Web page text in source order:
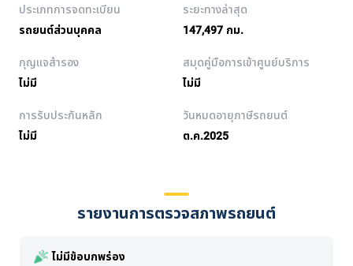
ประเภทการจดทะเบียน
รถยนต์ส่วนบุคคล
ระยะทางล่าสุด
147,497 กม.
กุญแจสำรอง
ไม่มี
สมุดคู่มือการเข้าศูนย์บริการ
ไม่มี
การรับประกันหลัก
ไม่มี
วันหมดอายุภาษีรถยนต์
ต.ค.2025
รายงานการตรวจสภาพรถยนต์
ไม่มีข้อบกพร่อง